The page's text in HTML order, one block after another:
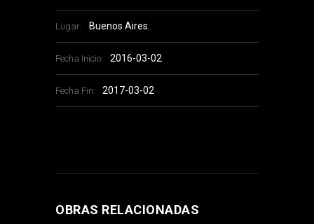
Lugar: Buenos Aires.
Fecha Inicio: 2016-03-02
Fecha Fin: 2017-03-02
OBRAS RELACIONADAS